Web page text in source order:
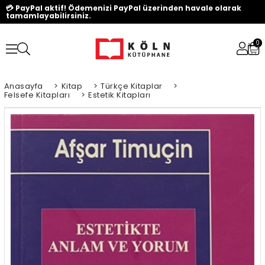
💳 PayPal aktif! Ödemenizi PayPal üzerinden havale olarak
tamamlayabilirsiniz.
0
Anasayfa > Kitap > Türkçe Kitaplar >
Felsefe Kitapları > Estetik Kitapları